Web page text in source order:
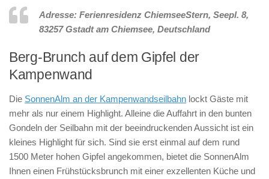
Adresse: Ferienresidenz ChiemseeStern, Seepl. 8,
83257 Gstadt am Chiemsee, Deutschland
Berg-Brunch auf dem Gipfel der
Kampenwand
Die SonnenAlm an der Kampenwandseilbahn lockt Gäste mit
mehr als nur einem Highlight. Alleine die Auffahrt in den bunten
Gondeln der Seilbahn mit der beeindruckenden Aussicht ist ein
kleines Highlight für sich. Sind sie erst einmal auf dem rund
1500 Meter hohen Gipfel angekommen, bietet die SonnenAlm
Ihnen einen Frühstücksbrunch mit einer exzellenten Küche und